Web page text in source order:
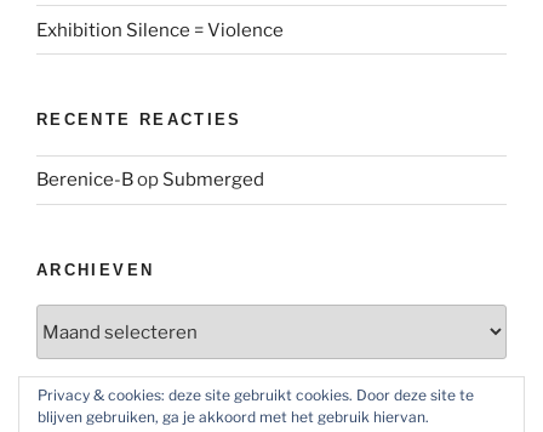
Exhibition Silence = Violence
RECENTE REACTIES
Berenice-Bop Submerged
ARCHIEVEN
SOCIAL MEDIA
Privacy & cookies: deze site gebruikt cookies. Door deze site te
blijven gebruiken, ga je akkoord met het gebruik hiervan.